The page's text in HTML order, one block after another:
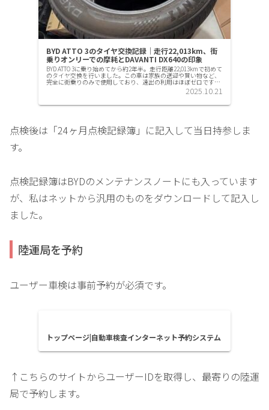
BYD ATTO 3のタイヤ交換記録｜走行22,013km、街
乗りオンリーでの摩耗とDAVANTI DX640の印象
BYD ATTO 3に乗り始めてから約2年半。走行距離22,013kmで初めて
のタイヤ交換を行いました。この車は家族の送迎や買い物など、
完全に街乗りのみで使用しており、遠出の利用はほぼゼロです。
1年目点検のときに一度だけ前後ローテーションを...2025.10.21
点検後は「24ヶ月点検記録簿」に記入して当日持参しま
す。
点検記録簿はBYDのメンテナンスノートにも入っています
が、私はネットから汎用のものをダウンロードして記入し
ました。
陸運局を予約
ユーザー車検は事前予約が必須です。
トップページ|自動車検査インターネット予約システム
↑こちらのサイトからユーザーIDを取得し、最寄りの陸運
局で予約します。